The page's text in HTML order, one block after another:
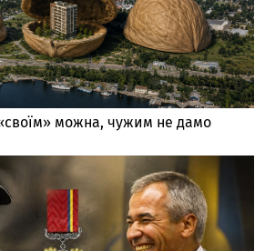
можна, чужим не дамо